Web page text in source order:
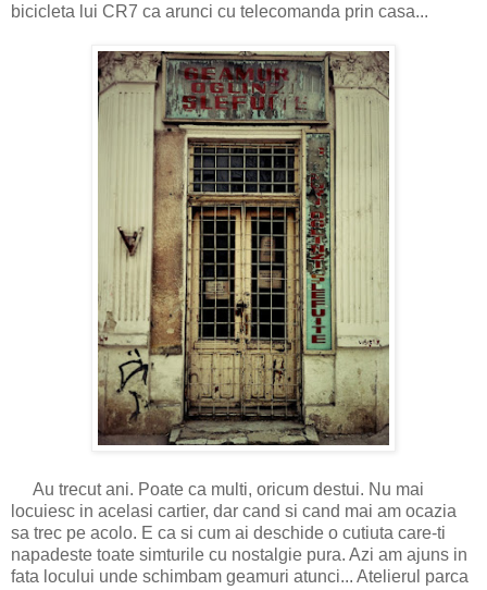
bicicleta lui CR7 ca arunci cu telecomanda prin casa...
Au trecut ani. Poate ca multi, oricum destui. Nu mai
locuiesc in acelasi cartier, dar cand si cand mai am ocazia
sa trec pe acolo. E ca si cum ai deschide o cutiuta care-ti
napadeste toate simturile cu nostalgie pura. Azi am ajuns in
fata locului unde schimbam geamuri atunci... Atelierul parca